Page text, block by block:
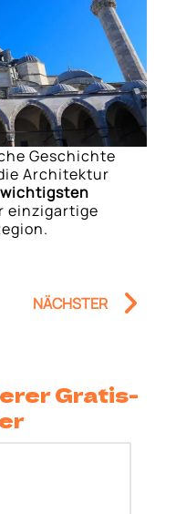
Geschichte
Architektur
wichtigsten
einzigartige
NÄCHSTER
Gratis-